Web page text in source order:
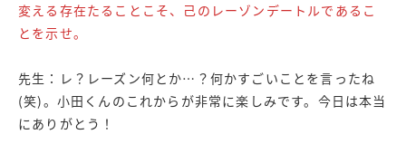
変える存在たることこそ、己のレーゾンデートルであるこ
とを示せ。
先生：レ？レーズン何とか…？何かすごいことを言ったね
(笑)。小田くんのこれからが非常に楽しみです。今日は本当
にありがとう！